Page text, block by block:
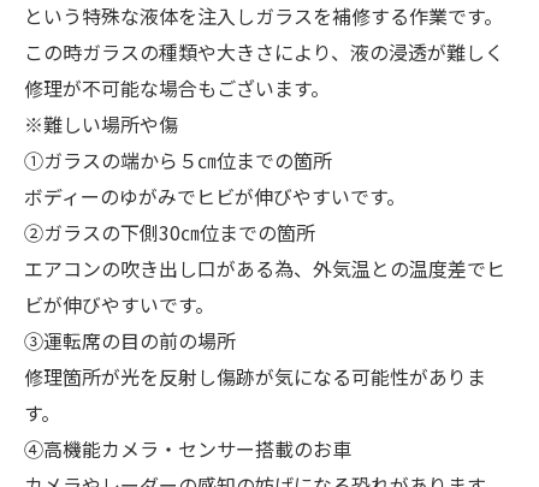
という特殊な液体を注入しガラスを補修する作業です。
この時ガラスの種類や大きさにより、液の浸透が難しく
修理が不可能な場合もございます。
※難しい場所や傷
①ガラスの端から５㎝位までの箇所
ボディーのゆがみでヒビが伸びやすいです。
②ガラスの下側30㎝位までの箇所
エアコンの吹き出し口がある為、外気温との温度差でヒ
ビが伸びやすいです。
③運転席の目の前の場所
修理箇所が光を反射し傷跡が気になる可能性がありま
す。
④高機能カメラ・センサー搭載のお車